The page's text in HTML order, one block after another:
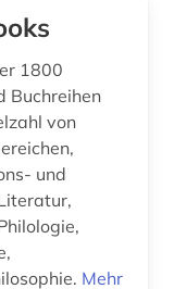
1800
Buchreihen
von
und
Mehr